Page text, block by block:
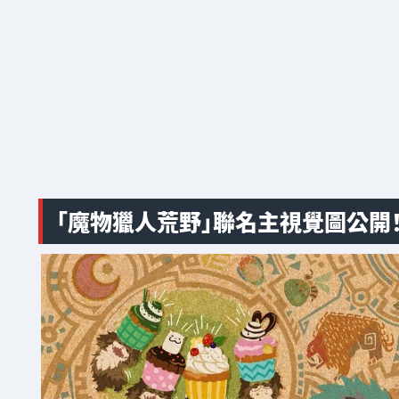
「魔物獵人荒野」聯名主視覺圖公開